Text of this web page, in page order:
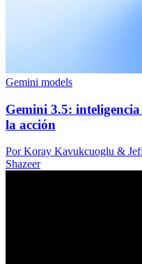
Gemini models
Gemini 3.5:
la acción
Por Koray Kavukcuoglu &
Shazeer